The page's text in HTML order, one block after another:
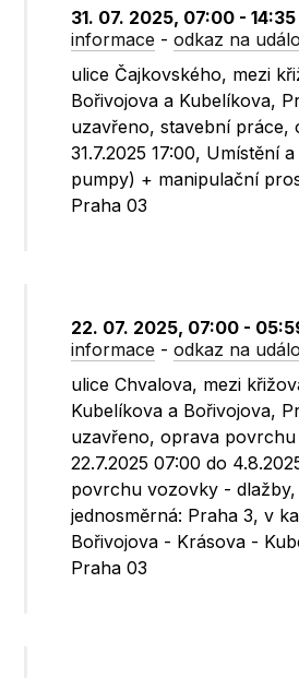
31. 07. 2025, 07:00 - 14:35
informace -odkaz na
ulice Čajkovského, mezi
Bořivojova a Kubelíkova,
uzavřeno, stavební práce,
31.7.2025 17:00, Umístění
pumpy) + manipulační
Praha 03
22. 07. 2025, 07:00 -
informace -odkaz na
ulice Chvalova, mezi
Kubelíkova a Bořivojova,
uzavřeno, oprava
22.7.2025 07:00 do
povrchu vozovky -
jednosměrná: Praha 3, v
Bořivojova - Krásova -
Praha 03